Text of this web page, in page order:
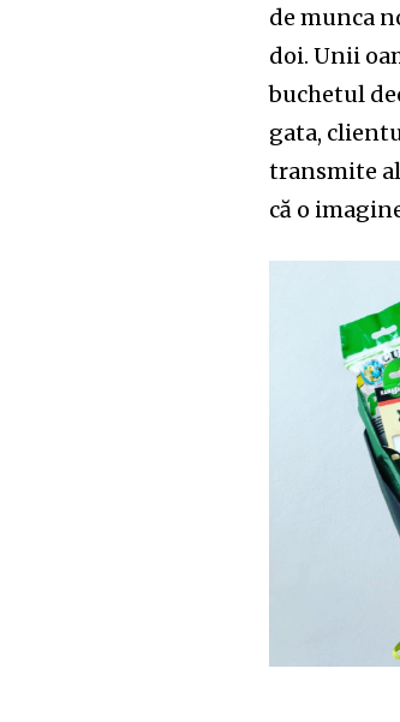
de munca
doi. Unii
buchetul
gata,
transmite
că o